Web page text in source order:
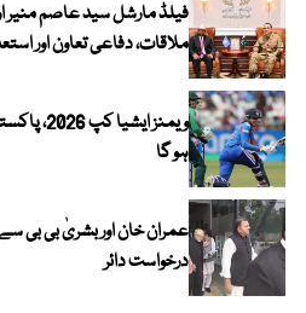
فیلڈ مارشل سید عاصم منیر
ملاقات، دفاعی تعاون اور
ویمنز
ہو گا
عمران خان اور بشریٰ بی بی
درخواست دائر